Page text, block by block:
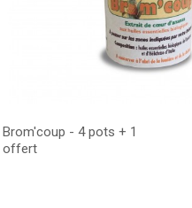
Brom'coup - 4 pots + 1
offert